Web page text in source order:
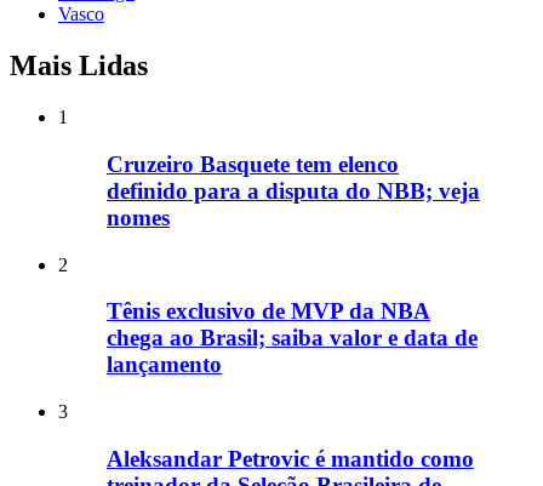
Vasco
Mais Lidas
1
Cruzeiro Basquete tem elenco
definido para a disputa do NBB; veja
nomes
2
Tênis exclusivo de MVP da NBA
chega ao Brasil; saiba valor e data de
lançamento
3
Aleksandar Petrovic é mantido como